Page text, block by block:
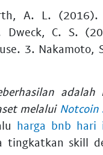
A. L. (2016).
Dweck, C. S.
3.
melalui Notcoin
harga bnb hari
tingkatkan skill